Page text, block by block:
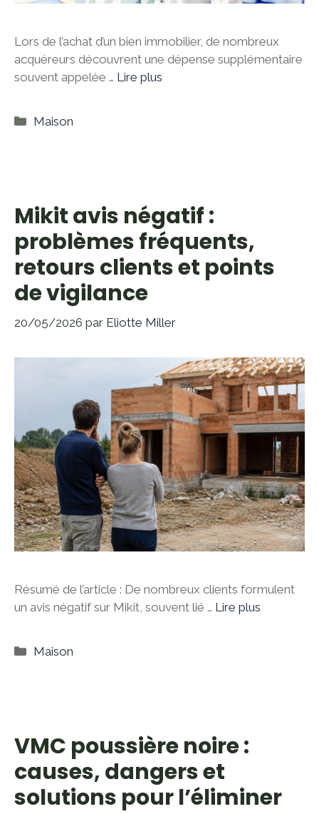
Lors de l’achat d’un bien immobilier, de nombreux
acquéreurs découvrent une dépense supplémentaire
souvent appelée … Lire plus
Catégories
Maison
Mikit avis négatif :
problèmes fréquents,
retours clients et points
de vigilance
20/05/2026 par Eliotte Miller
Résumé de l’article : De nombreux clients formulent
un avis négatif sur Mikit, souvent lié … Lire plus
Catégories
Maison
VMC poussière noire :
causes, dangers et
solutions pour l’éliminer